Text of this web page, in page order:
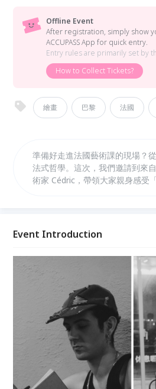
Offline Event
After registration, simply show
ACCUPASS App for quick entry.
Entry rules are primarily set by
How to Collect Tickets?
繪畫 巴黎 法國
準備好走進法國藝術課的現場？
法式哲學。這次，我們邀請到來
術家 Cédric，帶領大家親身感受
奏與生命的形狀。Cédric 也將重
Event Introduction